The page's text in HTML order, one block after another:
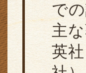
で
主
英